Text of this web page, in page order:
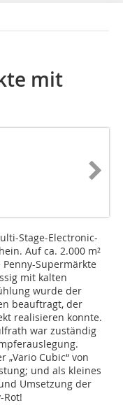
mit
Stage-Electronic-
Auf ca. 2.000 m²
Supermärkte
mit kalten
wurde der
beauftragt, der
realisieren konnte.
war zuständig
Cubic“ von
und als kleines
Umsetzung der